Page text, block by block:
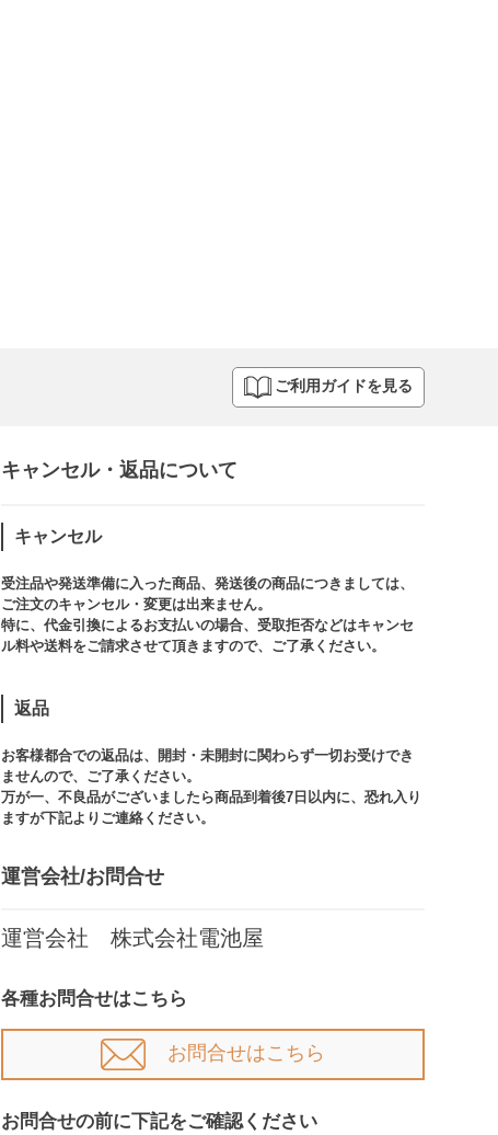
ご利用ガイドを見る
キャンセル・返品について​
キャンセル
受注品や発送準備に入った商品、発送後の商品につきましては、
ご注文のキャンセル・変更は出来ません。​
特に、代金引換によるお支払いの場合、受取拒否などはキャンセ
ル料や送料をご請求させて頂きますので、ご了承ください。​
返品
お客様都合での返品は、開封・未開封に関わらず一切お受けでき
ませんので、ご了承ください。​​
万が一、不良品がございましたら商品到着後7日以内に、恐れ入り
ますが下記よりご連絡ください。
運営会社/お問合せ​
運営会社 株式会社電池屋
各種お問合せはこちら
お問合せはこちら
お問合せの前に下記をご確認ください​